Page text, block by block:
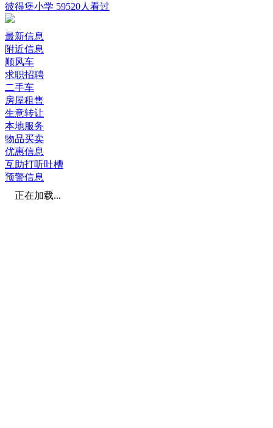
彼得堡小学 59520人看过
最新信息
附近信息
顺风车
求职招聘
二手车
房屋租售
生意转让
本地服务
物品买卖
优惠信息
互助打听吐槽
预警信息
正在加载...